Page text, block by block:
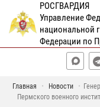
РОСГВАРДИЯ
Управление
национальной
Федерации по
Главная Новости
Пермского военного